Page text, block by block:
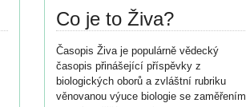
Co je to Živa?
Časopis Živa je populárně vědecký
časopis přinášející příspěvky z
biologických oborů a zvláštní rubriku
věnovanou výuce biologie se zaměřením